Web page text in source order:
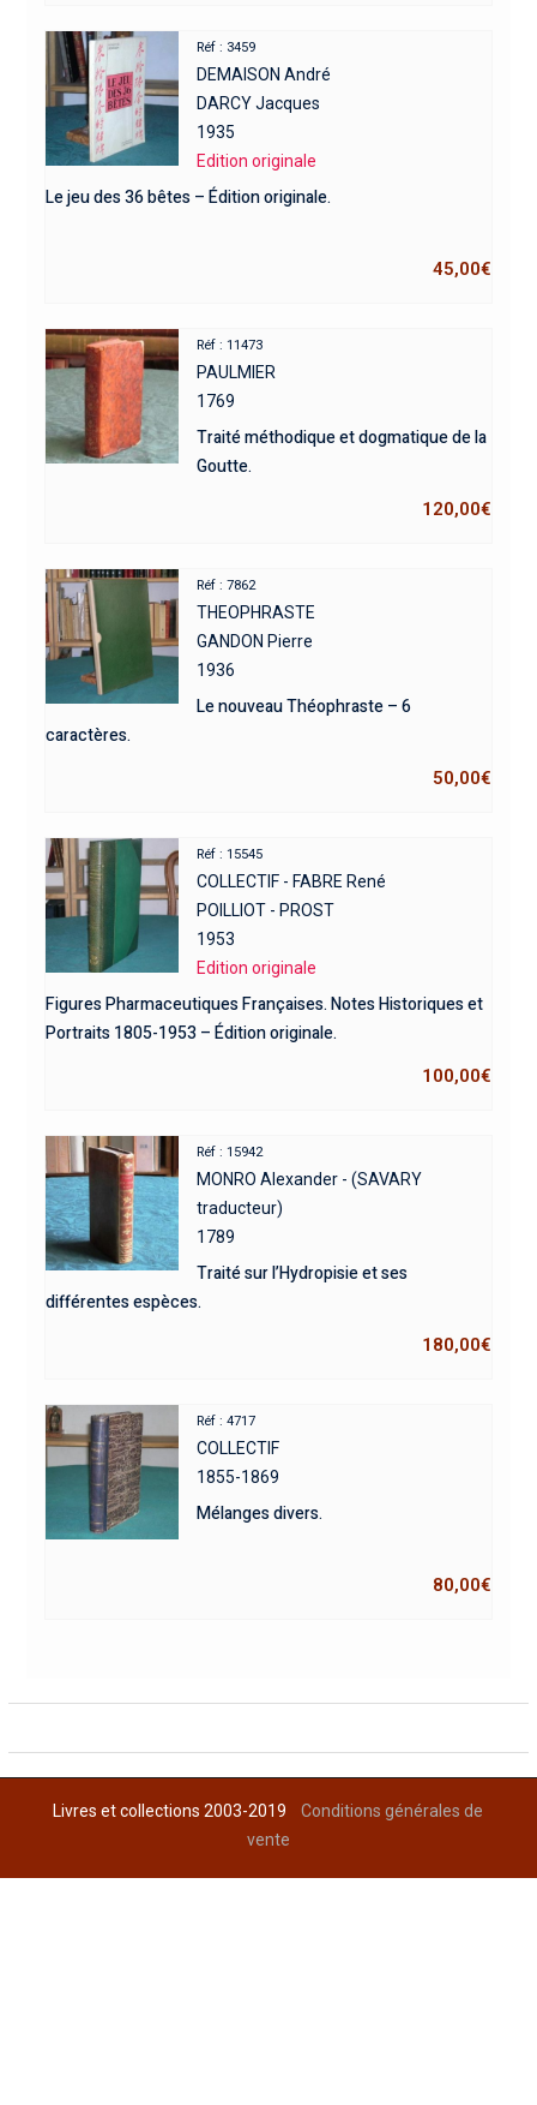
Réf : 3459
DEMAISON André
DARCY Jacques
1935
Edition originale
Le jeu des 36 bêtes – Édition originale.
45,00€
Réf : 11473
PAULMIER
1769
Traité méthodique et dogmatique de la
Goutte.
120,00€
Réf : 7862
THEOPHRASTE
GANDON Pierre
1936
Le nouveau Théophraste – 6
caractères.
50,00€
Réf : 15545
COLLECTIF - FABRE René
POILLIOT - PROST
1953
Edition originale
Figures Pharmaceutiques Françaises. Notes Historiques et
Portraits 1805-1953 – Édition originale.
100,00€
Réf : 15942
MONRO Alexander - (SAVARY
traducteur)
1789
Traité sur l’Hydropisie et ses
différentes espèces.
180,00€
Réf : 4717
COLLECTIF
1855-1869
Mélanges divers.
80,00€
Livres et collections 2003-2019Conditions générales de
vente